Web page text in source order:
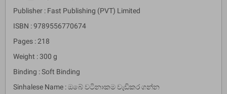
Publisher : Fast Publishing (PVT) Limited
ISBN : 9789556770674
Pages : 218
Weight : 300 g
Binding : Soft Binding
Sinhalese Name : ඔබේ වටිනාකම වැඩිකර ගන්න